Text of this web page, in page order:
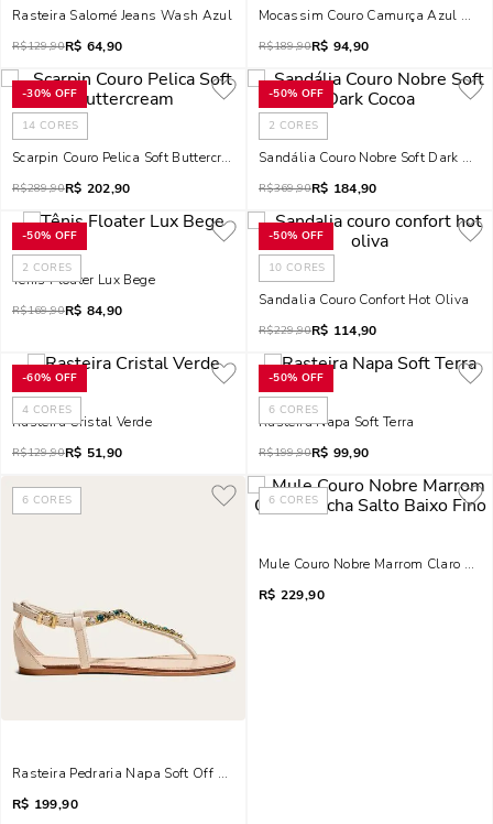
Rasteira Salomé Jeans Wash Azul
R$129,90R$ 64,90
Mocassim Couro Camurça Azul
R$189,90R$ 94,90
-30% OFF
14 CORES
Scarpin Couro Pelica Soft Buttercream
R$289,90R$ 202,90
-50% OFF
2 CORES
Sandália Couro Nobre Soft Dark
R$369,90R$ 184,90
-50% OFF
2 CORES
Tênis Floater Lux Bege
R$169,90R$ 84,90
-50% OFF
10 CORES
Sandalia Couro Confort Hot Oliva
R$229,90R$ 114,90
-60% OFF
4 CORES
Rasteira Cristal Verde
R$129,90R$ 51,90
-50% OFF
6 CORES
Rasteira Napa Soft Terra
R$199,90R$ 99,90
6 CORES
Rasteira Pedraria Napa Soft Off White
R$ 199,90
6 CORES
Mule Couro Nobre Marrom Claro
R$ 229,90